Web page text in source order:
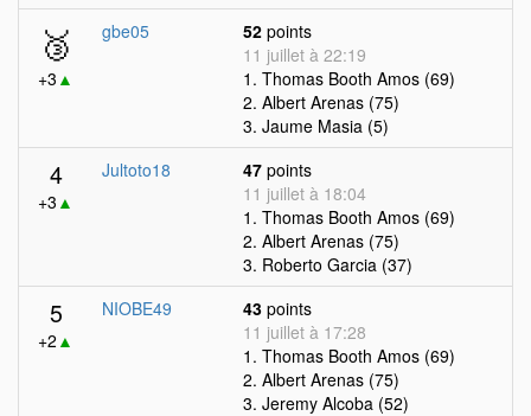
🥉
+3 ▲
gbe05 52 points
11 juillet à 22:19
1. Thomas Booth Amos (69)
2. Albert Arenas (75)
3. Jaume Masia (5)
4
+3 ▲
Jultoto18 47 points
11 juillet à 18:04
1. Thomas Booth Amos (69)
2. Albert Arenas (75)
3. Roberto Garcia (37)
5
+2 ▲
NIOBE49 43 points
11 juillet à 17:28
1. Thomas Booth Amos (69)
2. Albert Arenas (75)
3. Jeremy Alcoba (52)